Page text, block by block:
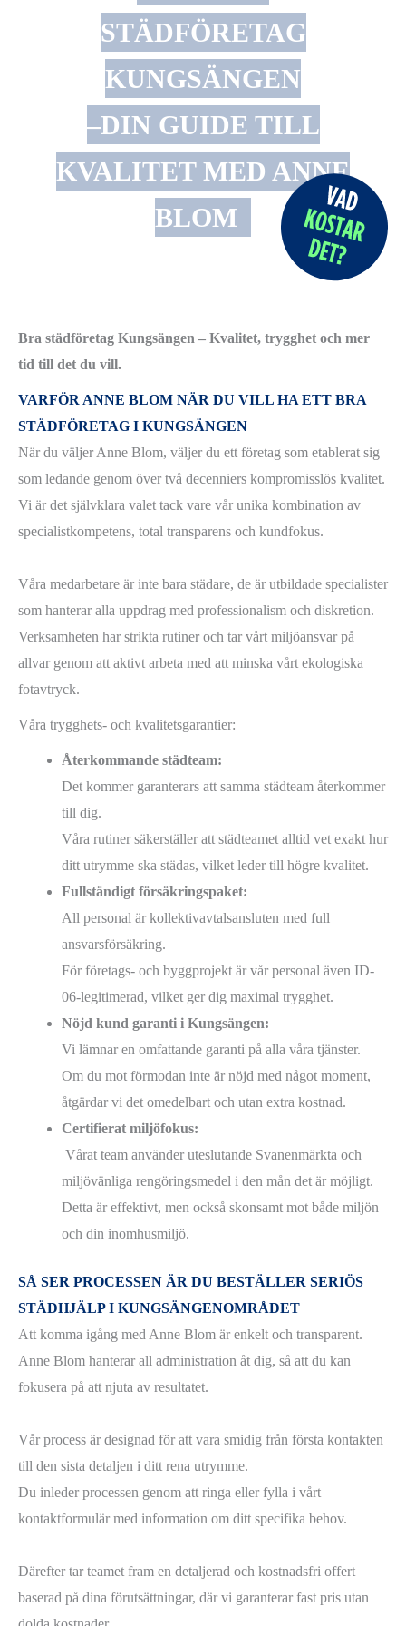
STÄDFÖRETAG
KUNGSÄNGEN
–DIN GUIDE TILL
KVALITET MED ANNE
BLOM
Bra städföretag Kungsängen – Kvalitet, trygghet och mer
tid till det du vill.
VARFÖR ANNE BLOM NÄR DU VILL HA ETT BRA
STÄDFÖRETAG I KUNGSÄNGEN
När du väljer Anne Blom, väljer du ett företag som etablerat sig
som ledande genom över två decenniers kompromisslös kvalitet.
Vi är det självklara valet tack vare vår unika kombination av
specialistkompetens, total transparens och kundfokus.
Våra medarbetare är inte bara städare, de är utbildade specialister
som hanterar alla uppdrag med professionalism och diskretion.
Verksamheten har strikta rutiner och tar vårt miljöansvar på
allvar genom att aktivt arbeta med att minska vårt ekologiska
fotavtryck.
Våra trygghets- och kvalitetsgarantier:
Återkommande städteam:
Det kommer garanterars att samma städteam återkommer
till dig.
Våra rutiner säkerställer att städteamet alltid vet exakt hur
ditt utrymme ska städas, vilket leder till högre kvalitet.
Fullständigt försäkringspaket:
All personal är kollektivavtalsansluten med full
ansvarsförsäkring.
För företags- och byggprojekt är vår personal även ID-
06-legitimerad, vilket ger dig maximal trygghet.
Nöjd kund garanti i Kungsängen:
Vi lämnar en omfattande garanti på alla våra tjänster.
Om du mot förmodan inte är nöjd med något moment,
åtgärdar vi det omedelbart och utan extra kostnad.
Certifierat miljöfokus:
Vårat team använder uteslutande Svanenmärkta och
miljövänliga rengöringsmedel i den mån det är möjligt.
Detta är effektivt, men också skonsamt mot både miljön
och din inomhusmiljö.
SÅ SER PROCESSEN ÄR DU BESTÄLLER SERIÖS
STÄDHJÄLP I KUNGSÄNGENOMRÅDET
Att komma igång med Anne Blom är enkelt och transparent.
Anne Blom hanterar all administration åt dig, så att du kan
fokusera på att njuta av resultatet.
Vår process är designad för att vara smidig från första kontakten
till den sista detaljen i ditt rena utrymme.
Du inleder processen genom att ringa eller fylla i vårt
kontaktformulär med information om ditt specifika behov.
Därefter tar teamet fram en detaljerad och kostnadsfri offert
baserad på dina förutsättningar, där vi garanterar fast pris utan